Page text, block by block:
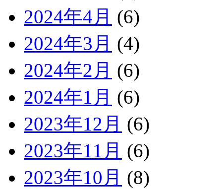
2024年4月 (6)
2024年3月 (4)
2024年2月 (6)
2024年1月 (6)
2023年12月 (6)
2023年11月 (6)
2023年10月 (8)